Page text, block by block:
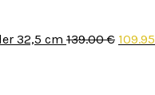
32,5 cm 139.00€ 109.95